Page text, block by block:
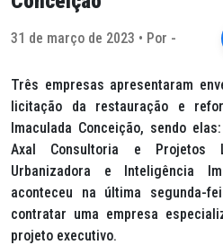
31 de março de 2023 • Por -
Três empresas apresentaram
licitação da restauração e
Imaculada Conceição, sendo
Axal Consultoria e Projetos
Urbanizadora e Inteligência
aconteceu na última segunda-
contratar uma empresa
projeto executivo.